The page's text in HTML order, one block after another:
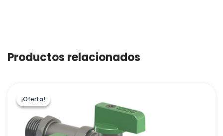
Productos relacionados
¡Oferta!
¡Oferta!